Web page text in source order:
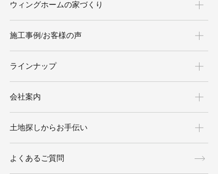
ウィングホームの家づくり
施工事例/お客様の声
ラインナップ
会社案内
土地探しからお手伝い
よくあるご質問